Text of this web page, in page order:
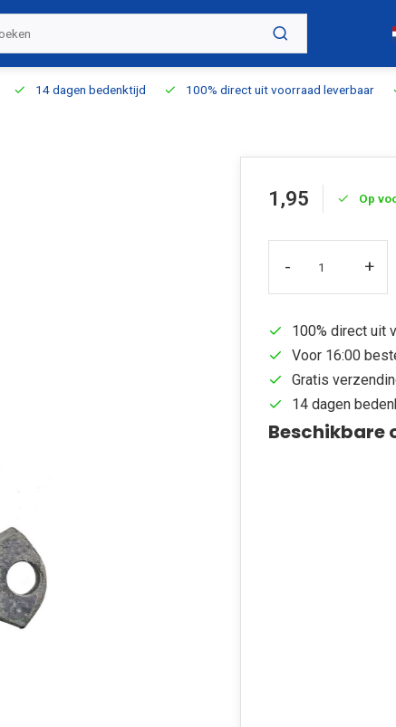
14 dagen bedenktijd 100% direct uit voorraad leverbaar
1,95 Op
- +
100% direct uit
Voor 16:00
Gratis
14 dagen
Beschikbare